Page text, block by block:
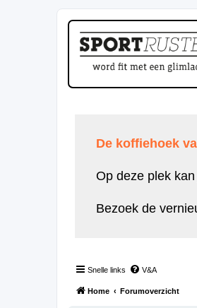
De koffiehoek
Op deze plek
Bezoek de
Snelle links V&A
Home Forumoverzicht